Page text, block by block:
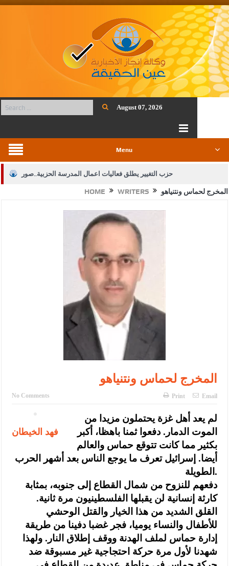
August 07, 2026
Menu
حزب التغيير يطلق فعاليات اعمال المدرسة الحزبية..صور
الجيش يفتح باب التجنيد لحملة البكالوريوس في الحقوق والقانون
بيان اجتماع عمّان:دعم الوصاية الهاشمية التاريخية على المقدسات
الإسلامية والمسيحية
النواب يقر مشروع تعديل قانون الملكية العقارية
القاضي يلتقي رؤساء تحرير الصحف اليومية ويؤكد حرص مجلس النواب
على شراكة فاعلة مع الإعلام
دعوة المكلفين بخدمة العلم (الدفعة الثالثة) إلى مراجعة منصة خدمة
الملك يتلقى اتصالا هاتفيا من العاهل البحريني
HOME WRITERS المخرج لحماس ونتنياهو
المخرج لحماس ونتنياهو
No Comments Print Email
فهد الخيطان
لم يعد أهل غزة يحتملون مزيدا من
الموت الدمار. دفعوا ثمنا باهظا، أكبر
بكثير مما كانت تتوقع حماس والعالم
أيضا. إسرائيل تعرف ما يوجع الناس بعد أشهر الحرب
الطويلة.
دفعهم للنزوح من شمال القطاع إلى جنوبه، بمثابة
كارثة إنسانية لن يقبلها الفلسطينيون مرة ثانية.
القلق الشديد من هذا الخيار والقتل الوحشي
للأطفال والنساء يوميا، فجر غضبا دفينا من طريقة
إدارة حماس لملف الهدنة ووقف إطلاق النار. ولهذا
شهدنا لأول مرة حركة احتجاجية غير مسبوقة ضد